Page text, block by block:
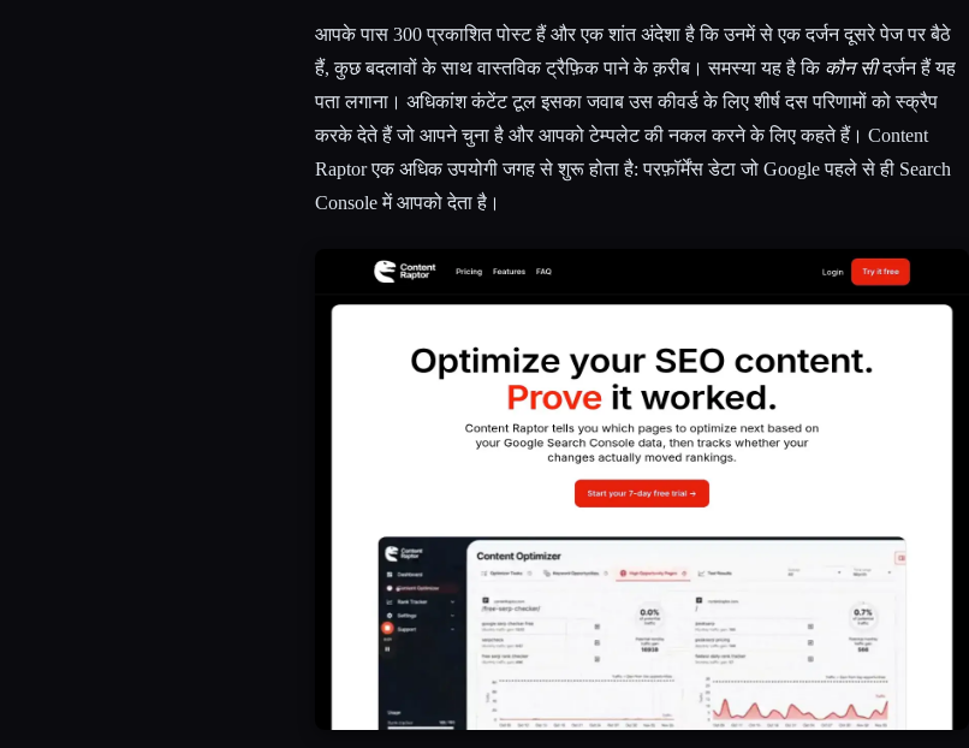
आपके पास 300 प्रकाशित पोस्ट हैं और एक शांत अंदेशा है कि उनमें से एक दर्जन दूसरे पेज पर बैठे
हैं, कुछ बदलावों के साथ वास्तविक ट्रैफ़िक पाने के क़रीब। समस्या यह है कि कौन सीदर्जन हैं यह
पता लगाना। अधिकांश कंटेंट टूल इसका जवाब उस कीवर्ड के लिए शीर्ष दस परिणामों को स्क्रैप
करके देते हैं जो आपने चुना है और आपको टेम्पलेट की नकल करने के लिए कहते हैं। Content
Raptor एक अधिक उपयोगी जगह से शुरू होता है: परफ़ॉर्मेंस डेटा जो Google पहले से ही Search
Console में आपको देता है।